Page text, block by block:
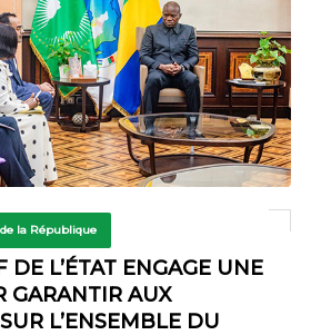
la République
DE L’ÉTAT ENGAGE UNE
GARANTIR AUX
L’ENSEMBLE DU